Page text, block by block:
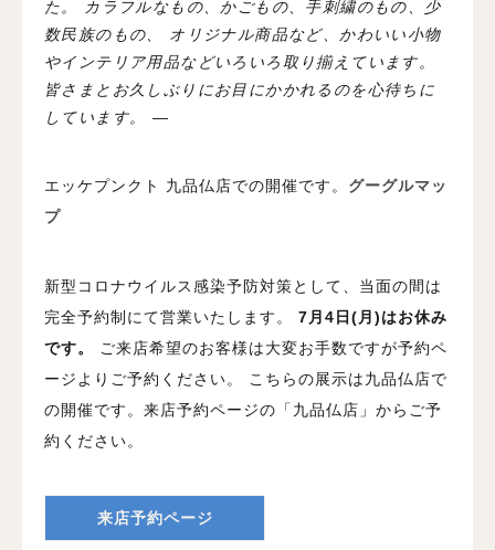
た。 カラフルなもの、かごもの、手刺繍のもの、少
数民族のもの、
オリジナル商品など、かわいい小物
やインテリア用品などいろいろ取り揃えています。
皆さまとお久しぶりにお目にかかれるのを心待ちに
しています。
—
エッケプンクト 九品仏店での開催です。 グーグルマッ
プ
新型コロナウイルス感染予防対策として、当面の間は
完全予約制にて営業いたします。
7月4日(月)はお休み
です。
ご来店希望のお客様は大変お手数ですが予約ペ
ージよりご予約ください。
こちらの展示は九品仏店で
の開催です。来店予約ページの「九品仏店」からご予
約ください。
来店予約ページ